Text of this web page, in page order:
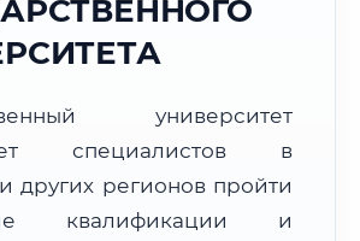
🌇 Закат:20:43
Световой день:15 ч. 7 мин.
г. Ангарск
Иркутская область
+7 (3955)
665800–665899
университет
специалистов в
других регионов пройти
квалификации и